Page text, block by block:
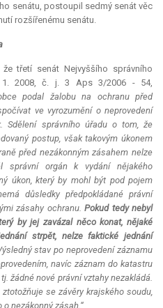
senátu, postoupil sedmý senát věc
rozšířenému senátu.
třetí senát Nejvyššího správního
2008, č. j. 3 Aps 3/2006 - 54,
podal žalobu na ochranu před
ve vyrozumění o neprovedení
Sdělení správního úřadu o tom, že
postup, však takovým úkonem
před nezákonným zásahem nelze
správní orgán k vydání nějakého
úkon, který by mohl být pod pojem
důsledky předpokládané právní
zásahy ochranu. Pokud tedy nebyl
by jej zavázal něco konat, nějaké
strpět, nelze faktické jednání
stav po neprovedení záznamu
navíc záznam do katastru
tj. žádné nové právní vztahy nezakládá.
se závěry krajského soudu,
nezákonný zásah.“